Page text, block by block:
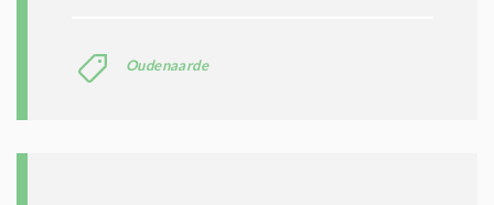
Oudenaarde